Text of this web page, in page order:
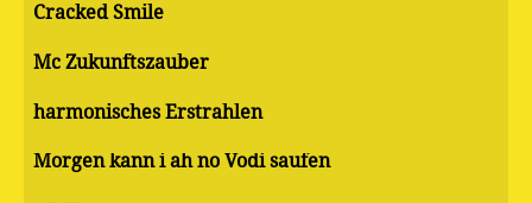
Cracked Smile
Mc Zukunftszauber
harmonisches Erstrahlen
Morgen kann i ah no Vodi saufen